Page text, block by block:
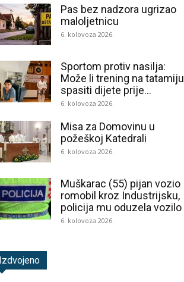
Pas bez nadzora ugrizao
maloljetnicu
6. kolovoza 2026.
Sportom protiv nasilja:
Može li trening na tatamiju
spasiti dijete prije...
6. kolovoza 2026.
Misa za Domovinu u
požeškoj Katedrali
6. kolovoza 2026.
Muškarac (55) pijan vozio
romobil kroz Industrijsku,
policija mu oduzela vozilo
6. kolovoza 2026.